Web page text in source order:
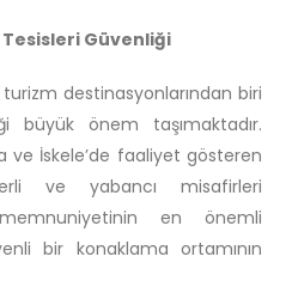
Güvenliği
turizm destinasyonlarından biri
önem taşımaktadır.
ve İskele’de faaliyet gösteren
ve yabancı misafirleri
en önemli
bir konaklama ortamının